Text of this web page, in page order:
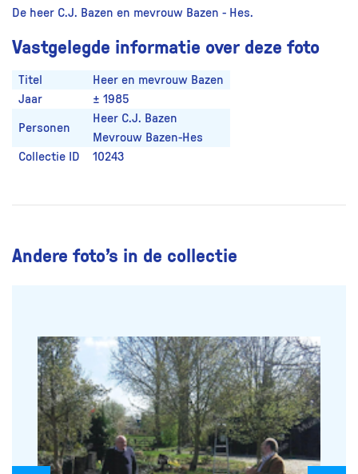
De heer C.J. Bazen en mevrouw Bazen - Hes.
Vastgelegde informatie over deze foto
Titel
Heer en mevrouw Bazen
Jaar
± 1985
Personen
Heer C.J. Bazen
Mevrouw Bazen-Hes
Collectie ID
10243
Andere foto’s in de collectie